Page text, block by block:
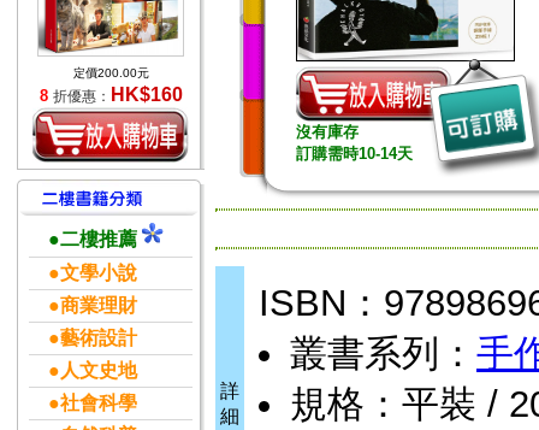
定價200.00元
8 折優惠： HK$160
●二樓推薦
●文學小說
●商業理財
●藝術設計
●人文史地
●社會科學
沒有庫存
訂購需時10-14天
詳
細
ISBN：
叢書系列： 手
規格：平裝 /